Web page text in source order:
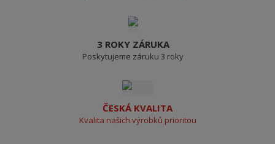
3 ROKY ZÁRUKA
Poskytujeme záruku 3 roky
ČESKÁ KVALITA
Kvalita našich výrobků prioritou